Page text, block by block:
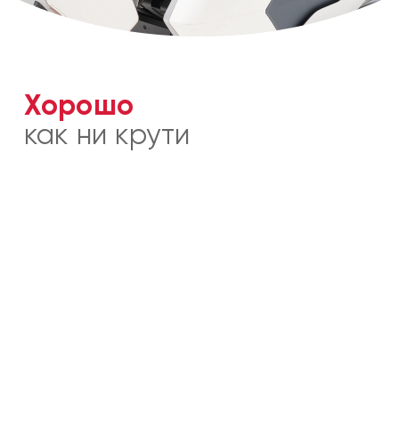
Хорошо
как ни крути